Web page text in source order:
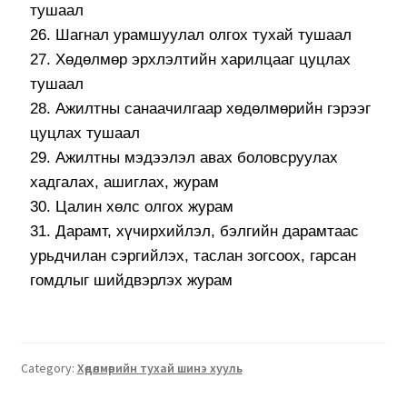
тушаал
26. Шагнал урамшуулал олгох тухай тушаал
27. Хөдөлмөр эрхлэлтийн харилцааг цуцлах
тушаал
28. Ажилтны санаачилгаар хөдөлмөрийн гэрээг
цуцлах тушаал
29. Ажилтны мэдээлэл авах боловсруулах
хадгалах, ашиглах, журам
30. Цалин хөлс олгох журам
31. Дарамт, хүчирхийлэл, бэлгийн дарамтаас
урьдчилан сэргийлэх, таслан зогсоох, гарсан
гомдлыг шийдвэрлэх журам
Category: Хөдөлмөрийн тухай шинэ хууль